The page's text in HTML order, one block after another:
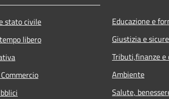
stato civile
libero
Educazione e
Giustizia e
Tributi,finanze
Ambiente
Salute,